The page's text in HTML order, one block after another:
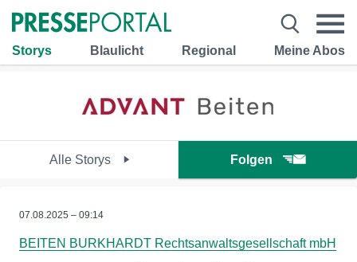
Storys Blaulicht Regional Meine Abos
Alle Storys Folgen
07.08.2025 – 09:14
BEITEN BURKHARDT Rechtsanwaltsgesellschaft mbH